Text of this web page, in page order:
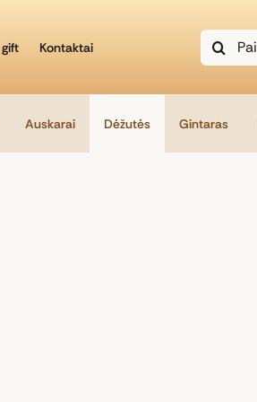
Kontaktai
Search
for:
Auskarai Dėžutės Gintaras